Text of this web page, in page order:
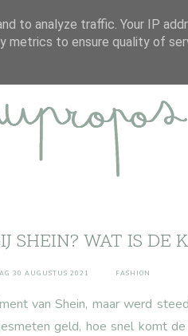
CONTACT
SHEIN? WAT IS DE
30 AUGUSTUS 2021 FASHION
van Shein, maar werd
geld, hoe snel komt de
to analyze traffic. Your IP
metrics to ensure quality of